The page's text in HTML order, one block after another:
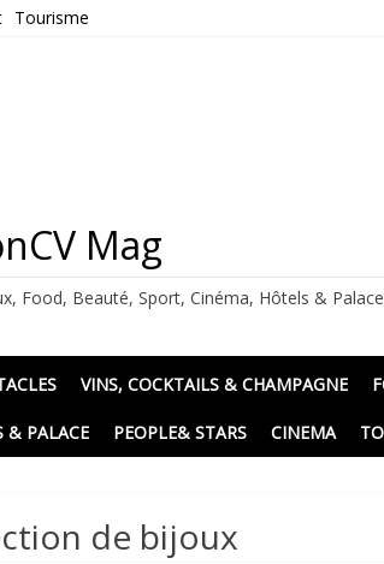
Tourisme
Mag
Food, Beauté, Sport, Cinéma, Hôtels &
VINS, COCKTAILS & CHAMPAGNE
& PALACE PEOPLE& STARS CINEMA
de bijoux